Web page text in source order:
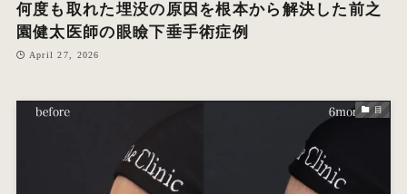
何度も取れた埋没の原因を根本から解決した前之
園健太医師の眼瞼下垂手術症例
April 27, 2026
目